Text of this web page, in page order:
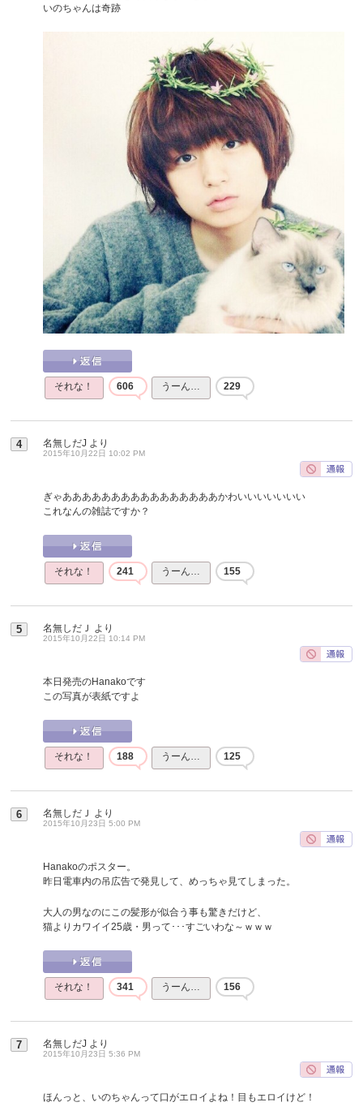
いのちゃんは奇跡
それな！ 606 うーん… 229
4 名無しだJ より
2015年10月22日 10:02 PM
ぎゃああああああああああああああああかわいいいいいいい
これなんの雑誌ですか？
それな！ 241 うーん… 155
5 名無しだＪ より
2015年10月22日 10:14 PM
本日発売のHanakoです
この写真が表紙ですよ
それな！ 188 うーん… 125
6 名無しだＪ より
2015年10月23日 5:00 PM
Hanakoのポスター。
昨日電車内の吊広告で発見して、めっちゃ見てしまった。
大人の男なのにこの髪形が似合う事も驚きだけど、
猫よりカワイイ25歳・男って･･･すごいわな～ｗｗｗ
それな！ 341 うーん… 156
7 名無しだJ より
2015年10月23日 5:36 PM
ほんっと、いのちゃんって口がエロイよね！目もエロイけど！